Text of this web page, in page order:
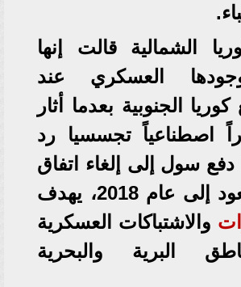
الشمالية قالت إنها
العسكري عند
الجنوبية بعدما أثار
اصطناعياً تجسسيا رد
سول إلى إلغاء اتفاق
عسكري يعود إلى عام 2018، يهدف
والاشتباكات العسكرية
البرية والبحرية